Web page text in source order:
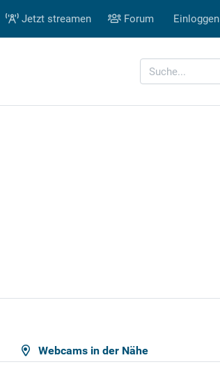
Jetzt streamen Forum Einloggen
Webcams in der Nähe